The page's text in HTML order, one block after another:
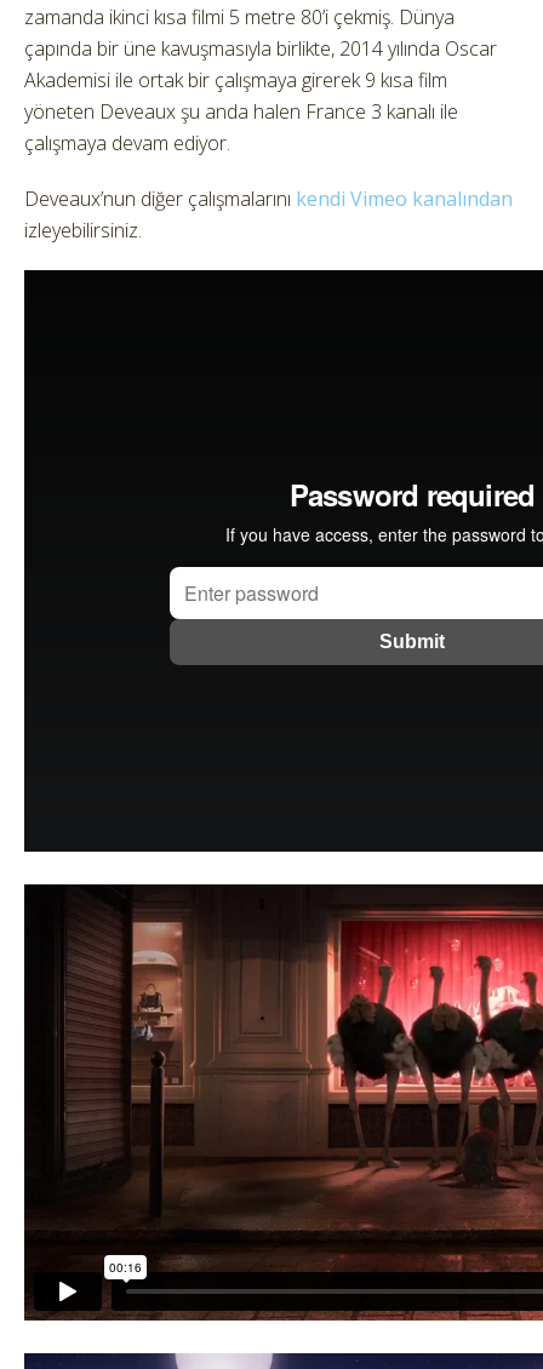
zamanda ikinci kısa filmi 5 metre 80’i çekmiş. Dünya
çapında bir üne kavuşmasıyla birlikte, 2014 yılında Oscar
Akademisi ile ortak bir çalışmaya girerek 9 kısa film
yöneten Deveaux şu anda halen France 3 kanalı ile
çalışmaya devam ediyor.
Deveaux’nun diğer çalışmalarını kendi Vimeo kanalından
izleyebilirsiniz.